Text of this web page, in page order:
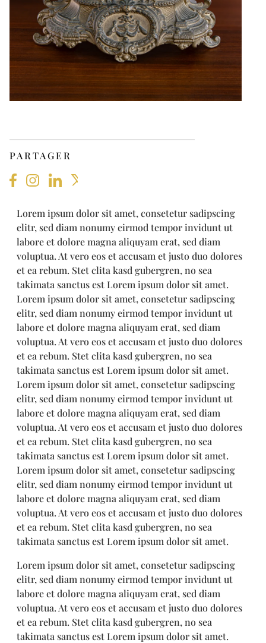
PARTAGER
Lorem ipsum dolor sit amet, consetetur sadipscing
elitr, sed diam nonumy eirmod tempor invidunt ut
labore et dolore magna aliquyam erat, sed diam
voluptua. At vero eos et accusam et justo duo dolores
et ea rebum. Stet clita kasd gubergren, no sea
takimata sanctus est Lorem ipsum dolor sit amet.
Lorem ipsum dolor sit amet, consetetur sadipscing
elitr, sed diam nonumy eirmod tempor invidunt ut
labore et dolore magna aliquyam erat, sed diam
voluptua. At vero eos et accusam et justo duo dolores
et ea rebum. Stet clita kasd gubergren, no sea
takimata sanctus est Lorem ipsum dolor sit amet.
Lorem ipsum dolor sit amet, consetetur sadipscing
elitr, sed diam nonumy eirmod tempor invidunt ut
labore et dolore magna aliquyam erat, sed diam
voluptua. At vero eos et accusam et justo duo dolores
et ea rebum. Stet clita kasd gubergren, no sea
takimata sanctus est Lorem ipsum dolor sit amet.
Lorem ipsum dolor sit amet, consetetur sadipscing
elitr, sed diam nonumy eirmod tempor invidunt ut
labore et dolore magna aliquyam erat, sed diam
voluptua. At vero eos et accusam et justo duo dolores
et ea rebum. Stet clita kasd gubergren, no sea
takimata sanctus est Lorem ipsum dolor sit amet.
Lorem ipsum dolor sit amet, consetetur sadipscing
elitr, sed diam nonumy eirmod tempor invidunt ut
labore et dolore magna aliquyam erat, sed diam
voluptua. At vero eos et accusam et justo duo dolores
et ea rebum. Stet clita kasd gubergren, no sea
takimata sanctus est Lorem ipsum dolor sit amet.